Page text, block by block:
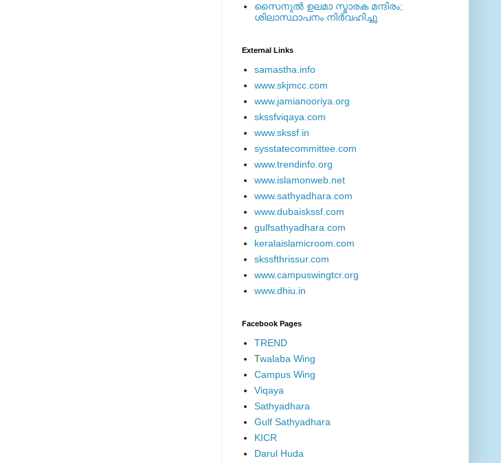
സൈനുല്‍ ഉലമാ സ്മാരക മന്ദിരം;
ശിലാസ്ഥാപനം നിര്‍വഹിച്ചു
External ‎Links
samastha.info
www.skjmcc.com
www.jamianooriya.org
skssfviqaya.com
www.skssf.in
sysstatecommittee.com
www.trendinfo.org
www.islamonweb.net
www.sathyadhara.com
www.dubaiskssf.com
gulfsathyadhara.com
keralaislamicroom.com
skssfthrissur.com
www.campuswingtcr.org
www.dhiu.in
Facebook Pages
TREND
Twalaba Wing
Campus Wing
Viqaya
Sathyadhara
Gulf Sathyadhara
KICR
Darul Huda